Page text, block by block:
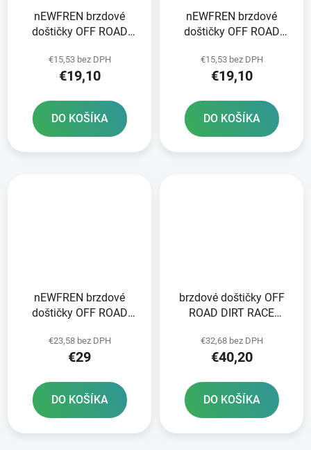
nEWFREN brzdové
doštičky OFF ROAD
balení
€15,53 bez DPH
€19,10
DO KOŠÍKA
nEWFREN brzdové
doštičky OFF ROAD
balení
€15,53 bez DPH
€19,10
DO KOŠÍKA
nEWFREN brzdové
doštičky OFF ROAD
balení
€23,58 bez DPH
€29
DO KOŠÍKA
brzdové doštičky OFF
ROAD DIRT RACE
ks v balení
€32,68 bez DPH
€40,20
DO KOŠÍKA